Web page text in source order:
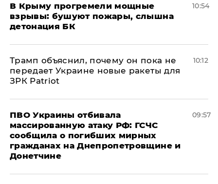
В Крыму прогремели мощные
взрывы: бушуют пожары, слышна
детонация БК
10:54
Трамп объяснил, почему он пока не
передает Украине новые ракеты для
ЗРК Patriot
10:12
ПВО Украины отбивала
массированную атаку РФ: ГСЧС
сообщила о погибших мирных
гражданах на Днепропетровщине и
Донетчине
09:57